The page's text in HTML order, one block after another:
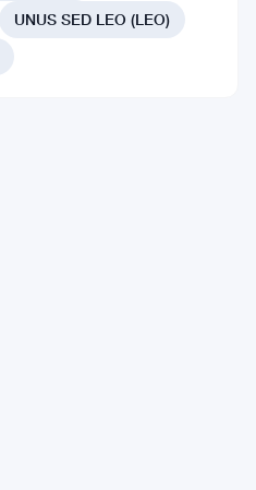
UNUS SED LEO (LEO)